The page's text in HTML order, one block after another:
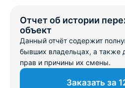
Отчет об истории
объект
Данный отчёт содержит
бывших владельцах, а также
прав и причины их смены.
Заказать за